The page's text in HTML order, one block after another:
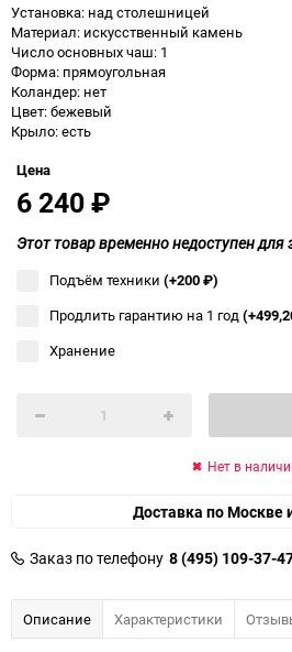
Установка: над столешницей
Материал: искусственный камень
Число основных чаш: 1
Форма: прямоугольная
Коландер: нет
Цвет: бежевый
Крыло: есть
Цена
6 240₽
Этот товар временно недоступен для
Подъём техники (+200₽)
Продлить гарантию на 1 год
Хранение
Нет в
Доставка по Москве
Заказ по телефону 8 (495) 109-37-
Описание Характеристики